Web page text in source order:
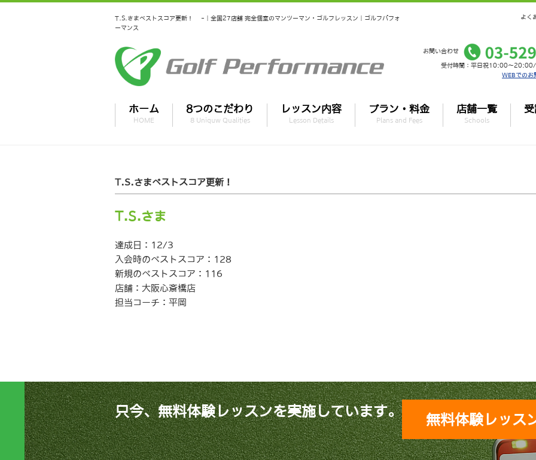
T.S.さまベストスコア更新！ -｜全国27店舗 完全個室のマンツーマン・ゴルフレッスン｜ゴルフパフォ
ーマンス
よく
お問い合わせ
受付時間：平日祝10:00～
WEBでのお
ホーム
HOME
8つのこだわり
8 Uniquw Qualities
レッスン内容
Lesson Details
プラン・料金
Plans and Fees
店舗一覧
Schools
T.S.さまベストスコア更新！
T.S.さま
達成日：12/3
入会時のベストスコア：128
新規のベストスコア：116
店舗：大阪心斎橋店
担当コーチ：平岡
只今、無料体験レッスンを実施しています。
無料体験レッス